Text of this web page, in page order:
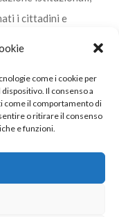
come i cookie per
Il consenso a
come il comportamento di
o ritirare il consenso
e funzioni.
i cittadini e
Reserved
(CO) - P.IVA